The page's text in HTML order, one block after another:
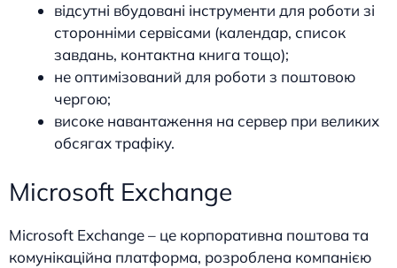
відсутні вбудовані інструменти для роботи зі
сторонніми сервісами (календар, список
завдань, контактна книга тощо);
не оптимізований для роботи з поштовою
чергою;
високе навантаження на сервер при великих
обсягах трафіку.
Microsoft Exchange
Microsoft Exchange – це корпоративна поштова та
комунікаційна платформа, розроблена компанією